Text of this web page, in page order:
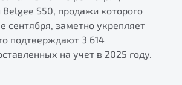
Belgee S50, продажи которого
сентября, заметно укрепляет
подтверждают 3 614
на учет в 2025 году.